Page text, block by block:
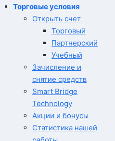
Торговые условия
Открыть счет
Торговый
Партнерский
Учебный
Зачисление и
снятие средств
Smart Bridge
Technology
Акции и бонусы
Статистика нашей